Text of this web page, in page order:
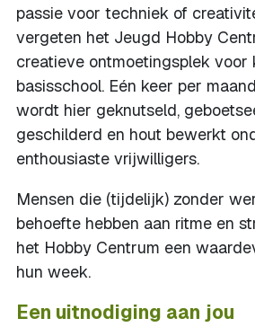
passie voor techniek of
vergeten het Jeugd Hobby
creatieve ontmoetingsplek
basisschool. Eén keer per
wordt hier geknutseld,
geschilderd en hout bewerkt
enthousiaste vrijwilligers.
Mensen die (tijdelijk) zonder
behoefte hebben aan ritme en
het Hobby Centrum een
hun week.
Een uitnodiging aan jou